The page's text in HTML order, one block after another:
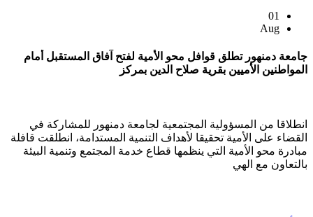
01
Aug
جامعة دمنهور تطلق قوافل محو الأمية لفتح آفاق المستقبل أمام
المواطنين الأميين بقرية صلاح الدين بمركز
انطلاقا من المسؤولية المجتمعية لجامعة دمنهور للمشاركة في
القضاء على الأمية تحقيقا لأهداف التنمية المستدامة، انطلقت قافلة
مبادرة محو الأمية التي ينظمها قطاع خدمة المجتمع وتنمية البيئة
بالتعاون مع الهي